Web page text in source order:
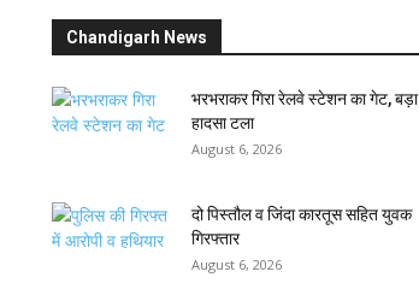
Chandigarh News
भरभराकर गिरा रेलवे स्टेशन का गेट, बड़ा
हादसा टला
August 6, 2026
दो पिस्तौल व जिंदा कारतूस सहित युवक
गिरफ्तार
August 6, 2026